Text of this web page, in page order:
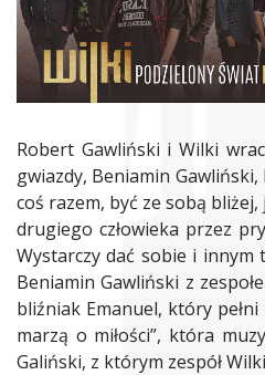
Robert Gawliński i Wilki
gwiazdy, Beniamin
coś razem, być ze sobą
drugiego człowieka przez
Wystarczy dać sobie i
Beniamin Gawliński z
bliźniak Emanuel, który
marzą o miłości”, która
Galiński, z którym zespół